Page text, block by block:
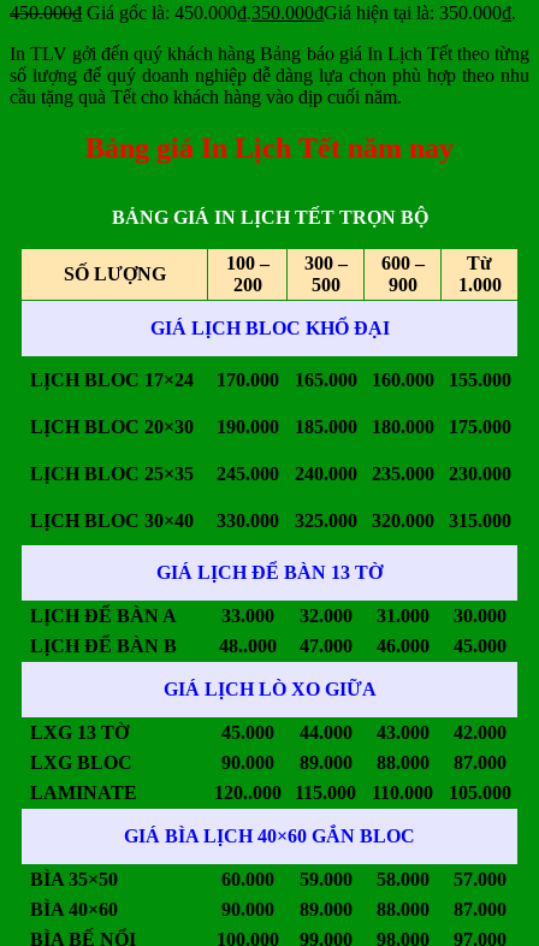
450.000₫ Giá gốc là: 450.000₫.350.000₫Giá hiện tại là: 350.000₫.
In TLV gởi đến quý khách hàng Bảng báo giá In Lịch Tết theo từng
số lượng để quý doanh nghiệp dễ dàng lựa chọn phù hợp theo nhu
cầu tặng quà Tết cho khách hàng vào dịp cuối năm.
Bảng giá In Lịch Tết năm nay
BẢNG GIÁ IN LỊCH TẾT TRỌN BỘ
SỐ LƯỢNG
100 –
200
300 –
500
600 –
900
Từ
1.000
GIÁ LỊCH BLOC KHỔ ĐẠI
LỊCH BLOC 17×24 170.000 165.000 160.000 155.000
LỊCH BLOC 20×30 190.000 185.000 180.000 175.000
LỊCH BLOC 25×35 245.000 240.000 235.000 230.000
LỊCH BLOC 30×40 330.000 325.000 320.000 315.000
GIÁ LỊCH ĐỂ BÀN 13 TỜ
LỊCH ĐỂ BÀN A 33.000 32.000 31.000
30.000
LỊCH ĐỂ BÀN B
48..000 47.000 46.000 45.000
GIÁ LỊCH LÒ XO GIỮA
LXG 13 TỜ 45.000 44.000 43.000
42.000
LXG BLOC
90.000 89.000 88.000
87.000
LAMINATE
120..000 115.000 110.000 105.000
GIÁ BÌA LỊCH 40×60 GẮN BLOC
BÌA 35×50 60.000 59.000 58.000
57.000
BÌA 40×60
90.000 89.000 88.000
87.000
BÌA BẾ NỔI
100.000 99.000 98.000
97.000